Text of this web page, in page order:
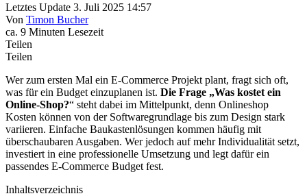
Letztes Update 3. Juli 2025 14:57
Von Timon Bucher
ca. 9 Minuten Lesezeit
Teilen
Teilen
Wer zum ersten Mal ein E-Commerce Projekt plant, fragt sich oft,
was für ein Budget einzuplanen ist. Die Frage „Was kostet ein
Online-Shop?“ steht dabei im Mittelpunkt, denn Onlineshop
Kosten können von der Softwaregrundlage bis zum Design stark
variieren. Einfache Baukastenlösungen kommen häufig mit
überschaubaren Ausgaben. Wer jedoch auf mehr Individualität setzt,
investiert in eine professionelle Umsetzung und legt dafür ein
passendes E-Commerce Budget fest.
Inhaltsverzeichnis